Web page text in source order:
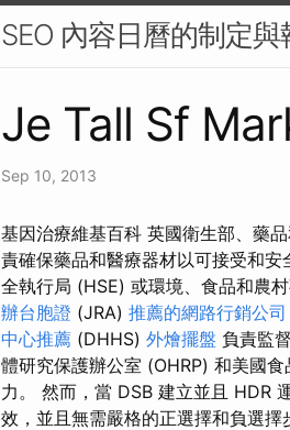
SEO 內容日曆的制定
Je Tall Sf
Sep 10, 2013
基因治療維基百科 英國衛生部、藥
責確保藥品和醫療器材以可接受和
全執行局 (HSE) 或環境、食品和農
辦台胞證 (JRA) 推薦的網路行銷公司
中心推薦 (DHHS) 外燴擺盤 負責監
體研究保護辦公室 (OHRP) 和美國食
力。 然而，當 DSB 建立並且 HDR
效，並且無需嚴格的正選擇和負選